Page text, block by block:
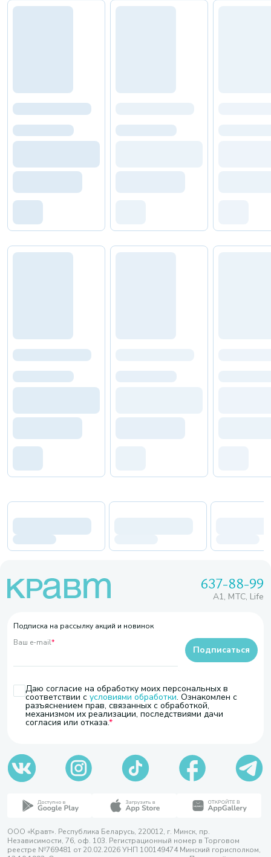
637-88-99
A1, МТС, Life
Подписка на рассылку акций и новинок
Ваш e-mail*
Даю согласие на обработку моих персональных в
соответствии с условиями обработки. Ознакомлен с
разъяснением прав, связанных с обработкой,
механизмом их реализации, последствиями дачи
согласия или отказа.
Подписаться
ООО «Кравт». Республика Беларусь, 220012, г. Минск, пр.
Независимости, 76, оф. 103. Регистрационный номер в Торговом
реестре №769481 от 20.02.2026 УНП 100149474 Минский горисполком,